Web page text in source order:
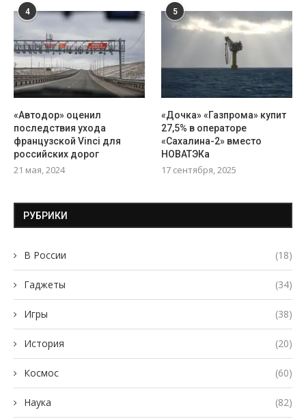
4
«Автодор» оценил
последствия ухода
французской Vinci для
российских дорог
21 мая, 2024
5
«Дочка» «Газпрома» купит
27,5% в операторе
«Сахалина-2» вместо
НОВАТЭКа
17 сентября, 2025
РУБРИКИ
В России (18)
Гаджеты (34)
Игры (38)
История (20)
Космос (60)
Наука (82)